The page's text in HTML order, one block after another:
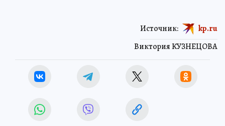
Виктория КУЗНЕЦОВА
Источник: kp.ru